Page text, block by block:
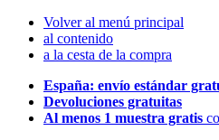
Volver al menú principal
al contenido
a la cesta de la compra
España: envío estándar
Devoluciones gratuitas
Al menos 1 muestra gratis